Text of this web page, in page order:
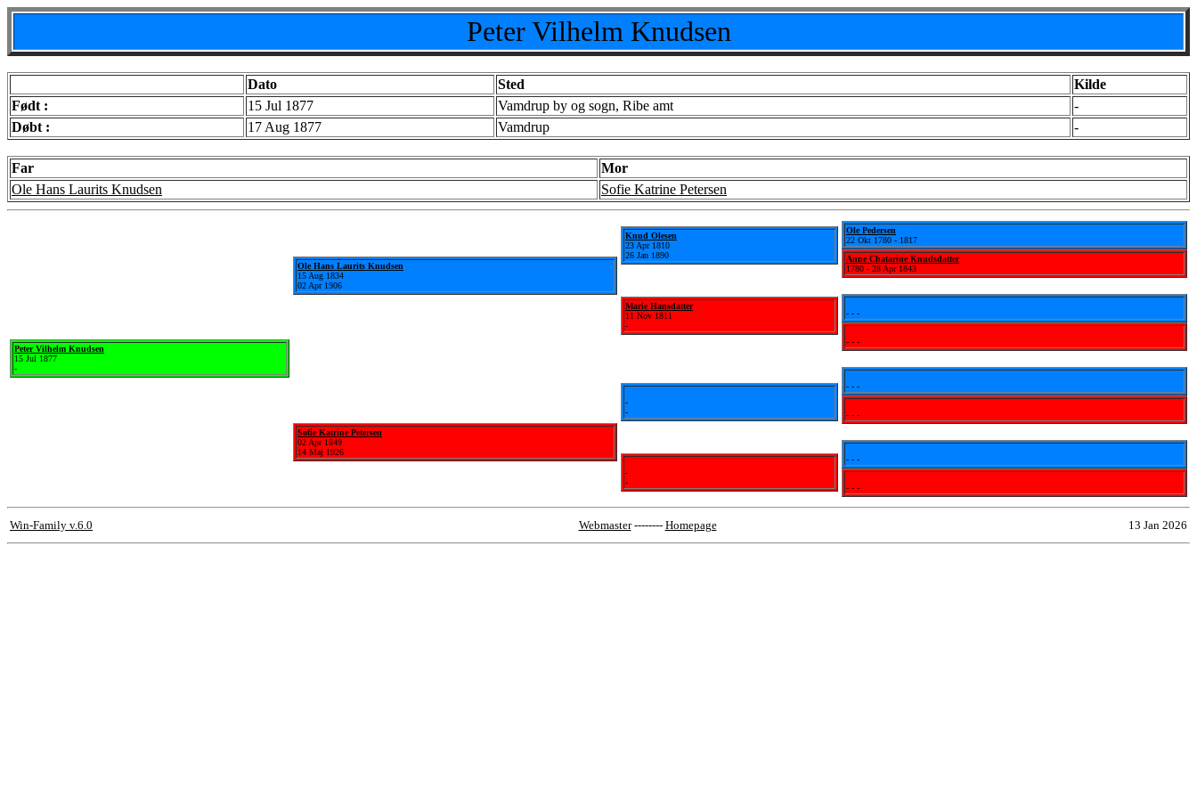
Peter Vilhelm Knudsen
Dato Sted
Kilde
Født :
15 Jul 1877 Vamdrup by og sogn, Ribe amt
-
Døbt :
17 Aug 1877 Vamdrup -
Far
Mor
Ole Hans Laurits Knudsen
Sofie Katrine Petersen
Peter Vilhelm Knudsen
15 Jul 1877
-
Ole Hans Laurits Knudsen
15 Aug 1834
02 Apr 1906
Sofie Katrine Petersen
02 Apr 1849
14 Maj 1926
Knud Olesen
23 Apr 1810
26 Jan 1890
Marie Hansdatter
11 Nov 1811
-
-
-
-
-
Ole Pedersen
22 Okt 1780 - 1817
Anne Chatarine Knudsdatter
1780 - 28 Apr 1843
- - -
- - -
- - -
- - -
- - -
- - -
Win-Family v.6.0 Webmaster-------- Homepage 13 Jan 2026